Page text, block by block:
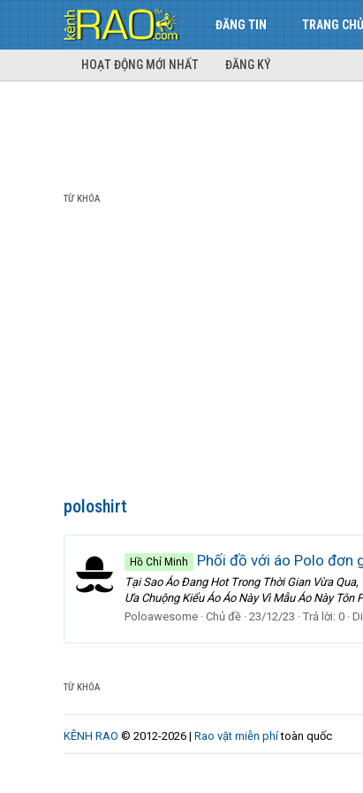
ĐĂNG TIN TRANG CHỦ
HOẠT ĐỘNG MỚI NHẤT ĐĂNG KÝ
TỪ KHÓA
poloshirt
Hồ Chí Minh Phối đồ với áo Polo đơn
Tại Sao Áo Đang Hot Trong Thời Gian Vừa
Ưa Chuộng Kiểu Áo Áo Này Vì Mẫu Áo Này
Poloawesome Chủ đề 23/12/23 Trả lời: 0
TỪ KHÓA
KÊNH RAO © 2012-2026 | Rao vặt miễn phítoàn quốc